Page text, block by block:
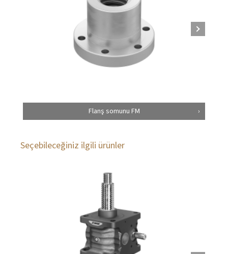
Flanş somunu FM
Seçebileceğiniz ilgili ürünler